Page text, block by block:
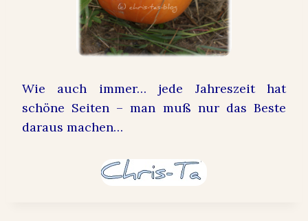
Wie auch immer… jede Jahreszeit hat
schöne Seiten – man muß nur das Beste
daraus machen…